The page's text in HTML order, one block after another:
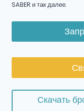
SABER и так далее.
Скачать